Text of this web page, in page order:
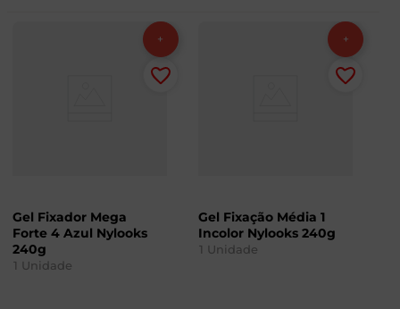
Gel Fixador Mega
Forte 4 Azul Nylooks
240g
1 Unidade
Gel Fixação Média 1
Incolor Nylooks 240g
1 Unidade